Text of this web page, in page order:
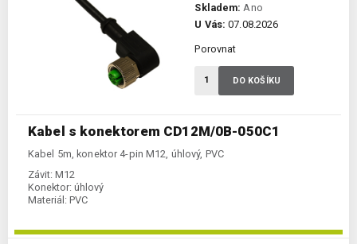
Kabel s konektorem CD12M/0B-050C1
Kabel 5m, konektor 4-pin M12, úhlový, PVC
Závit: M12
Konektor: úhlový
Materiál: PVC
Skladem: Ano
U Vás: 07.08.2026
Porovnat
DO KOŠÍKU